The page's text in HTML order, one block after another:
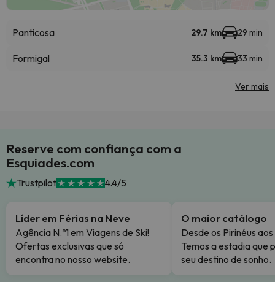
Panticosa 29.7 km 29 min
Formigal 35.3 km 33 min
Ver mais
Reserve com confiança com a
Esquiades.com
Trustpilot 4.4/5
Líder em Férias na Neve
Agência N.º1 em Viagens de Ski!
Ofertas exclusivas que só
encontra no nosso website.
O maior catálogo
Desde os Pirinéus
Temos a estadia que
seu destino de sonho.